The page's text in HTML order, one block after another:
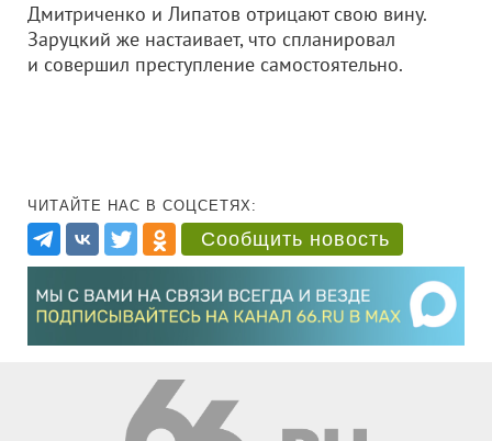
Дмитриченко и Липатов отрицают свою вину.
Заруцкий же настаивает, что спланировал
и совершил преступление самостоятельно.
ЧИТАЙТЕ НАС В СОЦСЕТЯХ:
Сообщить новость